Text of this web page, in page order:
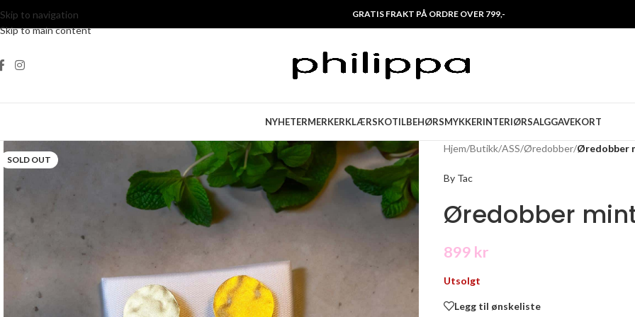
Skip to navigation
Skip to main content
GRATIS FRAKT PÅ ORDRE OVER 799,-
NYHETERMERKERKLÆRSKOTILBEHØRSMYKKERINTERIØRSALGGAVEKORT
SOLD OUT
Hjem/Butikk/ASS/Øredobber/Øredobber
By Tac
Øredobber
899 kr
Utsolgt
Legg til ønskeliste